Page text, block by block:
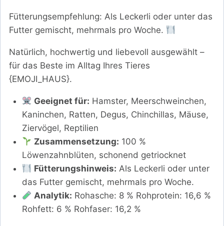
Fütterungsempfehlung: Als Leckerli oder unter das
Futter gemischt, mehrmals pro Woche.
Natürlich, hochwertig und liebevoll ausgewählt –
für das Beste im Alltag Ihres Tieres
{EMOJI_HAUS}.
Geeignet für: Hamster, Meerschweinchen,
Kaninchen, Ratten, Degus, Chinchillas, Mäuse,
Ziervögel, Reptilien
Zusammensetzung: 100 %
Löwenzahnblüten, schonend getriocknet
Fütterungshinweis: Als Leckerli oder unter
das Futter gemischt, mehrmals pro Woche.
Analytik: Rohasche: 8 % Rohprotein: 16,6 %
Rohfett: 6 % Rohfaser: 16,2 %